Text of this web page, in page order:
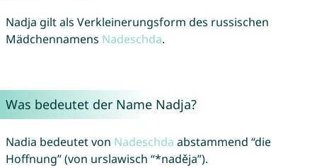
Nadja gilt als Verkleinerungsform des russischen
Mädchennamens Nadeschda.
Was bedeutet der Name Nadja?
Nadia bedeutet von Nadeschda abstammend “die
Hoffnung” (von urslawisch “*naděja”).